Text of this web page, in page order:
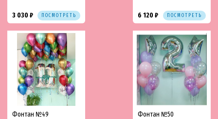
3 030 ₽ ПОСМОТРЕТЬ 6 120 ₽ ПОСМОТРЕТЬ
Фонтан №49 Фонтан №50